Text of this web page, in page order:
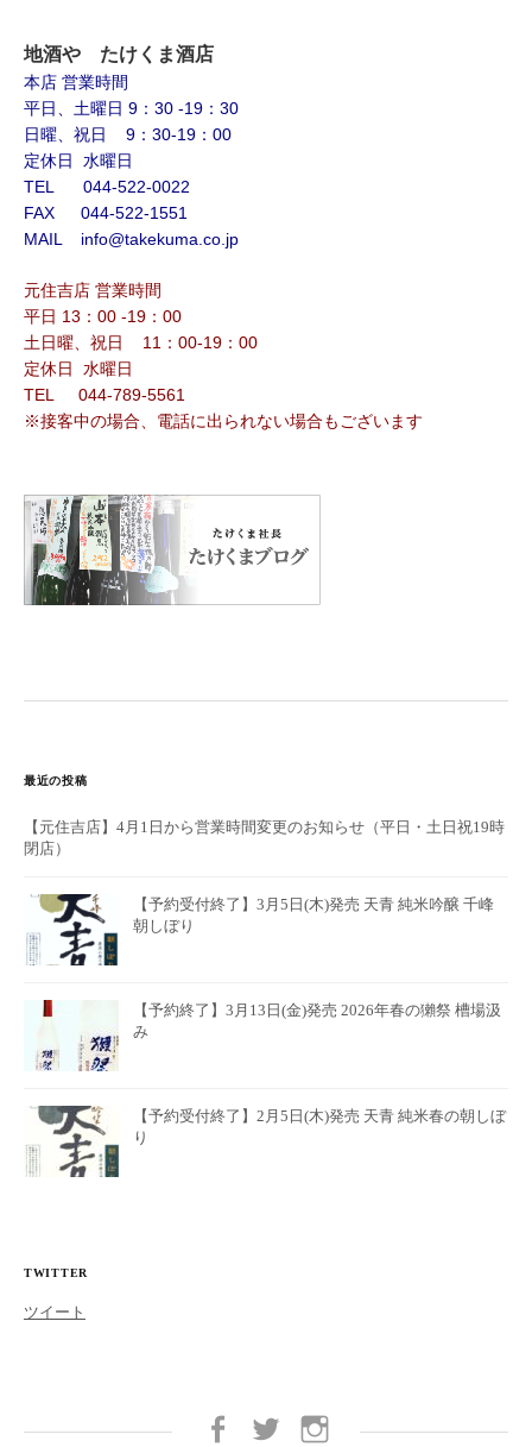
地酒や たけくま酒店
本店 営業時間
平日、土曜日 9：30 -19：30
日曜、祝日 9：30-19：00
定休日 水曜日
TEL 044-522-0022
FAX 044-522-1551
MAIL info@takekuma.co.jp
元住吉店 営業時間
平日 13：00 -19：00
土日曜、祝日 11：00-19：00
定休日 水曜日
TEL 044-789-5561
※接客中の場合、電話に出られない場合もございます
最近の投稿
【元住吉店】4月1日から営業時間変更のお知らせ（平日・土日祝19時
閉店）
【予約受付終了】3月5日(木)発売 天青 純米吟醸 千峰
朝しぼり
【予約終了】3月13日(金)発売 2026年春の獺祭 槽場汲
み
【予約受付終了】2月5日(木)発売 天青 純米春の朝しぼ
り
TWITTER
ツイート
Facebook twitter